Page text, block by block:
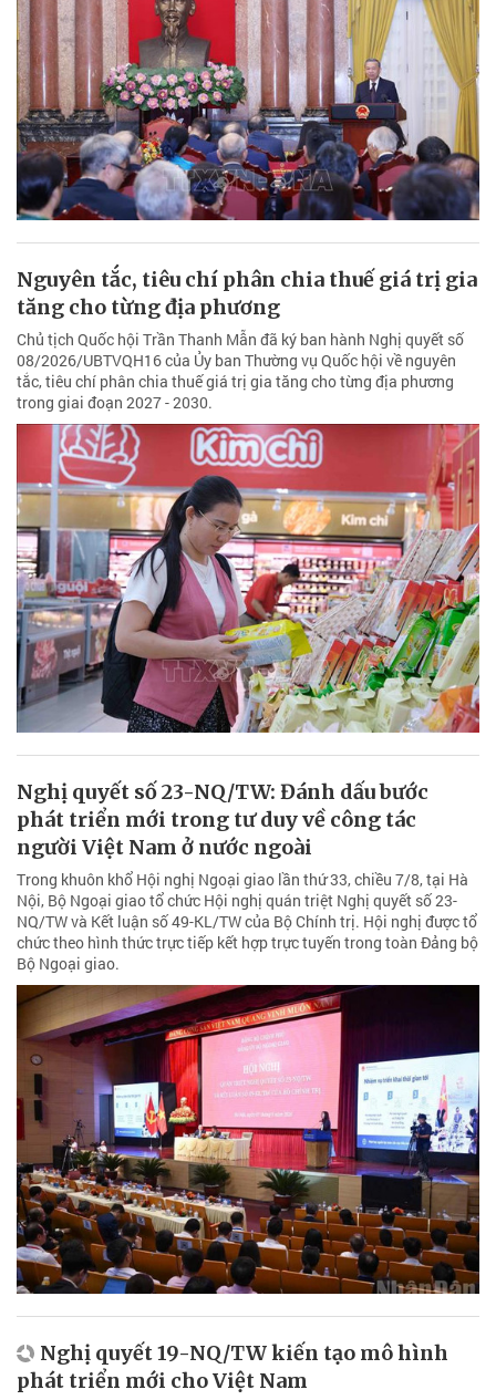
Nguyên tắc, tiêu chí phân chia thuế giá trị gia
tăng cho từng địa phương
Chủ tịch Quốc hội Trần Thanh Mẫn đã ký ban hành Nghị quyết số
08/2026/UBTVQH16 của Ủy ban Thường vụ Quốc hội về nguyên
tắc, tiêu chí phân chia thuế giá trị gia tăng cho từng địa phương
trong giai đoạn 2027 - 2030.
Nghị quyết số 23-NQ/TW: Đánh dấu bước
phát triển mới trong tư duy về công tác
người Việt Nam ở nước ngoài
Trong khuôn khổ Hội nghị Ngoại giao lần thứ 33, chiều 7/8, tại Hà
Nội, Bộ Ngoại giao tổ chức Hội nghị quán triệt Nghị quyết số 23-
NQ/TW và Kết luận số 49-KL/TW của Bộ Chính trị. Hội nghị được tổ
chức theo hình thức trực tiếp kết hợp trực tuyến trong toàn Đảng bộ
Bộ Ngoại giao.
Nghị quyết 19-NQ/TW kiến tạo mô hình
phát triển mới cho Việt Nam